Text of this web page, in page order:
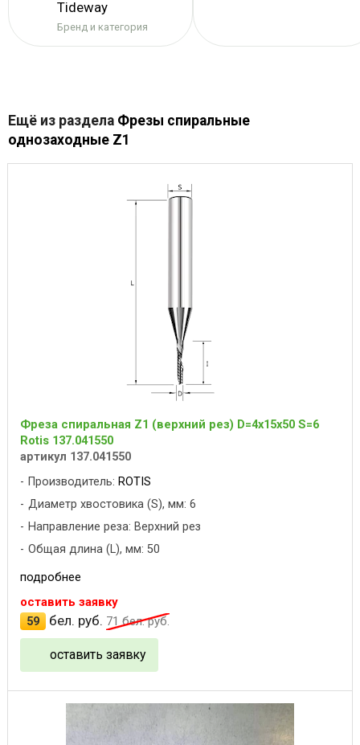
Tideway
Бренд и категория
Ещё из раздела Фрезы спиральные
однозаходные Z1
Фреза спиральная Z1 (верхний рез) D=4x15x50 S=6
Rotis 137.041550
артикул 137.041550
Производитель: ROTIS
Диаметр хвостовика (S), мм: 6
Направление реза: Верхний рез
Общая длина (L), мм: 50
подробнее
оставить заявку
59
бел. руб. 71 бел. руб.
оставить заявку